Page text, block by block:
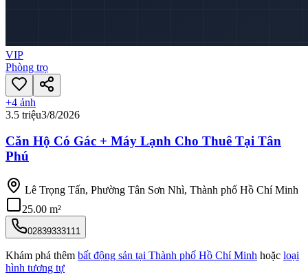
VIP
Phòng trọ
+4 ảnh
3.5 triệu3/8/2026
Căn Hộ Có Gác + Máy Lạnh Cho Thuê Tại Tân
Phú
Lê Trọng Tấn, Phường Tân Sơn Nhì, Thành phố Hồ Chí Minh
25.00 m²
02839333111
Khám phá thêm bất động sản tại Thành phố Hồ Chí Minh hoặc loại
hình tương tự